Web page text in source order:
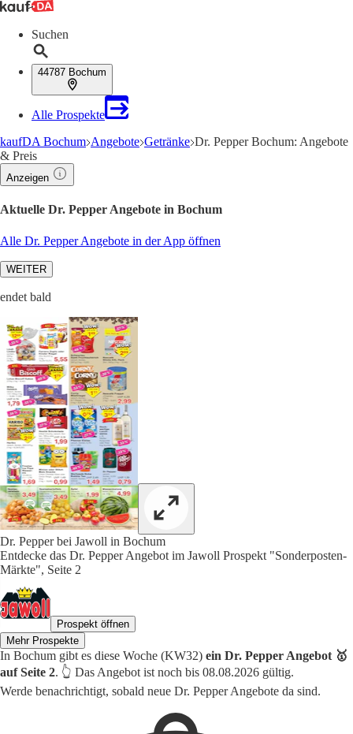
Suchen
44787 Bochum
Alle Prospekte
kaufDA Bochum Angebote Getränke Dr. Pepper Bochum: Angebote
& Preis
Anzeigen
Aktuelle Dr. Pepper Angebote in Bochum
Alle Dr. Pepper Angebote in der App öffnen
WEITER
endet bald
Dr. Pepper bei Jawoll in Bochum
Entdecke das Dr. Pepper Angebot im Jawoll Prospekt "Sonderposten-
Märkte", Seite 2
Prospekt öffnen
Mehr Prospekte
In Bochum gibt es diese Woche (KW32) ein Dr. Pepper Angebot 🥇
auf Seite 2. 👆 Das Angebot ist noch bis 08.08.2026 gültig.
Werde benachrichtigt, sobald neue Dr. Pepper Angebote da sind.